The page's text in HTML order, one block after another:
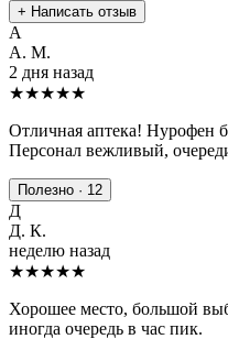
+ Написать отзыв
А
А. М.
2 дня назад
★★★★★
Отличная аптека! Нурофен
Персонал вежливый,
Полезно · 12
Д
Д. К.
неделю назад
★★★★★
Хорошее место, большой
иногда очередь в час пик.